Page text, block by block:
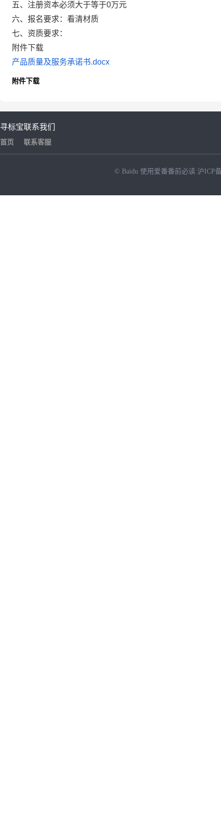
五、注册资本必须大于等于0万元
六、报名要求：看清材质
七、资质要求：
附件下载
产品质量及服务承诺书.docx
附件下载
寻标宝
首页
联系我们
联系客服
© Baidu 使用爱番番前必读 沪ICP